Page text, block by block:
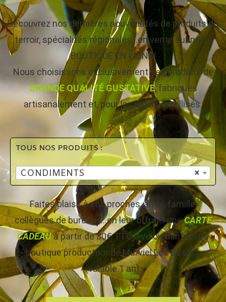
Découvrez nos dernières nouveautés de produits du
terroir, spécialités régionales…en vente sur notre
BOUTIQUE EN LIGNE!
Nous choisissons exclusivement des produits de
GRANDE QUALITÉ GUSTATIVE, fabriqués
artisanalement et, pour la plupart, labellisés.
TOUS NOS PRODUITS :
×
CONDIMENTS
Faites plaisir à vos proches, amis, famille,
collègues de bureaux…en leur offrant uneCARTE
CADEAUà partir de 30€ TTC à valoir dans notre
boutique producteur de Murviel Les Béziers
(valable 1 an).